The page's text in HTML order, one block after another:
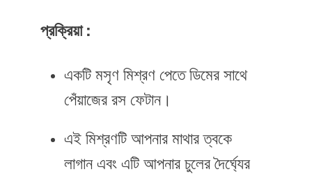
প্রক্রিয়া :
একটি মসৃণ মিশ্রণ পেতে ডিমের সাথে
পেঁয়াজের রস ফেটান।
এই মিশ্রণটি আপনার মাথার ত্বকে
লাগান এবং এটি আপনার চুলের দৈর্ঘ্যের